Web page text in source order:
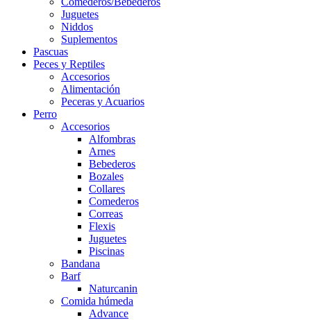
Juguetes
Niddos
Suplementos
Pascuas
Peces y Reptiles
Accesorios
Alimentación
Peceras y Acuarios
Perro
Accesorios
Alfombras
Arnes
Bebederos
Bozales
Collares
Comederos
Correas
Flexis
Juguetes
Piscinas
Bandana
Barf
Naturcanin
Comida húmeda
Advance